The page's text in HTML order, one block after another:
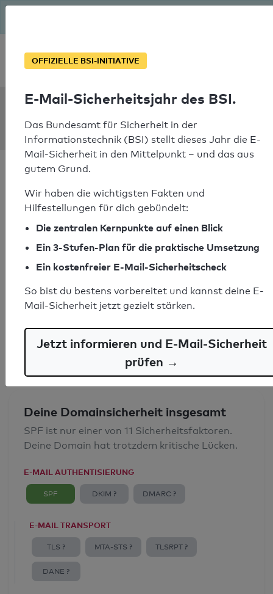
Soforthilfe bei Notfällen
deichmann.de
SPF-Check bestanden
Ihr SPF-Record Prüfergebnis
Syntaxprüfung: 0 Fehler
E-Mail-Spoofingschutz: Gut
Deine Domainsicherheit insgesamt
SPF ist nur einer von 11 Sicherheitsfaktoren.
Deine Domain hat trotzdem kritische Lücken.
E-MAIL AUTHENTISIERUNG
SPF DKIM ? DMARC ?
E-MAIL TRANSPORT
TLS ? MTA-STS ? TLSRPT ?
DANE ?
OFFIZIELLE BSI-INITIATIVE
E-Mail-Sicherheitsjahr des BSI.
Das Bundesamt für Sicherheit in der
Informationstechnik (BSI) stellt dieses Jahr die E-
Mail-Sicherheit in den Mittelpunkt – und das aus
gutem Grund.
Wir haben die wichtigsten Fakten und
Hilfestellungen für dich gebündelt:
Die zentralen Kernpunkte auf einen Blick
Ein 3-Stufen-Plan für die praktische Umsetzung
Ein kostenfreier E-Mail-Sicherheitscheck
So bist du bestens vorbereitet und kannst deine E-
Mail-Sicherheit jetzt gezielt stärken.
Jetzt informieren und E-Mail-Sicherheit
prüfen →